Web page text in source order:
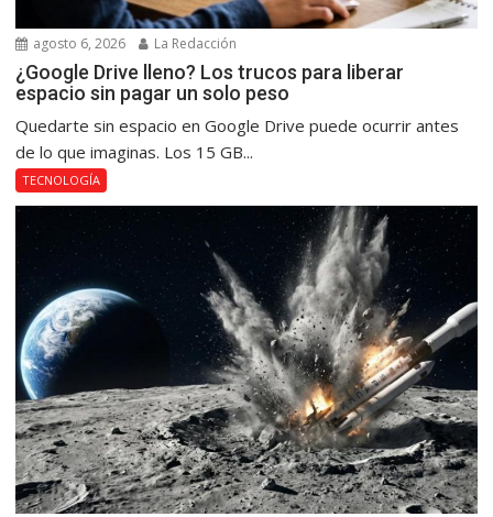
agosto 6, 2026 La Redacción
¿Google Drive lleno? Los trucos para liberar
espacio sin pagar un solo peso
Quedarte sin espacio en Google Drive puede ocurrir antes
de lo que imaginas. Los 15 GB...
TECNOLOGÍA